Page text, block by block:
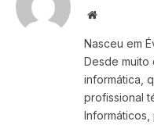
Website
Nasceu em
Desde
informática,
profissional